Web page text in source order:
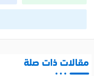
مقالات ذات صلة